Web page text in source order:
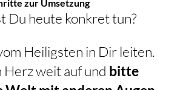
zur Umsetzung
Du heute konkret tun?
Heiligsten in Dir leiten.
Herz weit auf und bitte